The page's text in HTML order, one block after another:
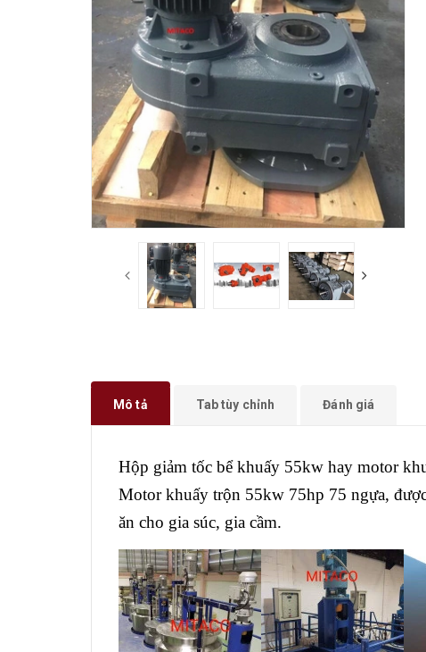
Mô tả Tab tùy chỉnh Đánh giá
Hộp giảm tốc bể khuấy 55kw hay motor
Motor khuấy trộn 55kw 75hp 75 ngựa,
ăn cho gia súc, gia cầm.